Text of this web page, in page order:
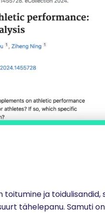
ja toidulisandid,
tähelepanu. Samuti